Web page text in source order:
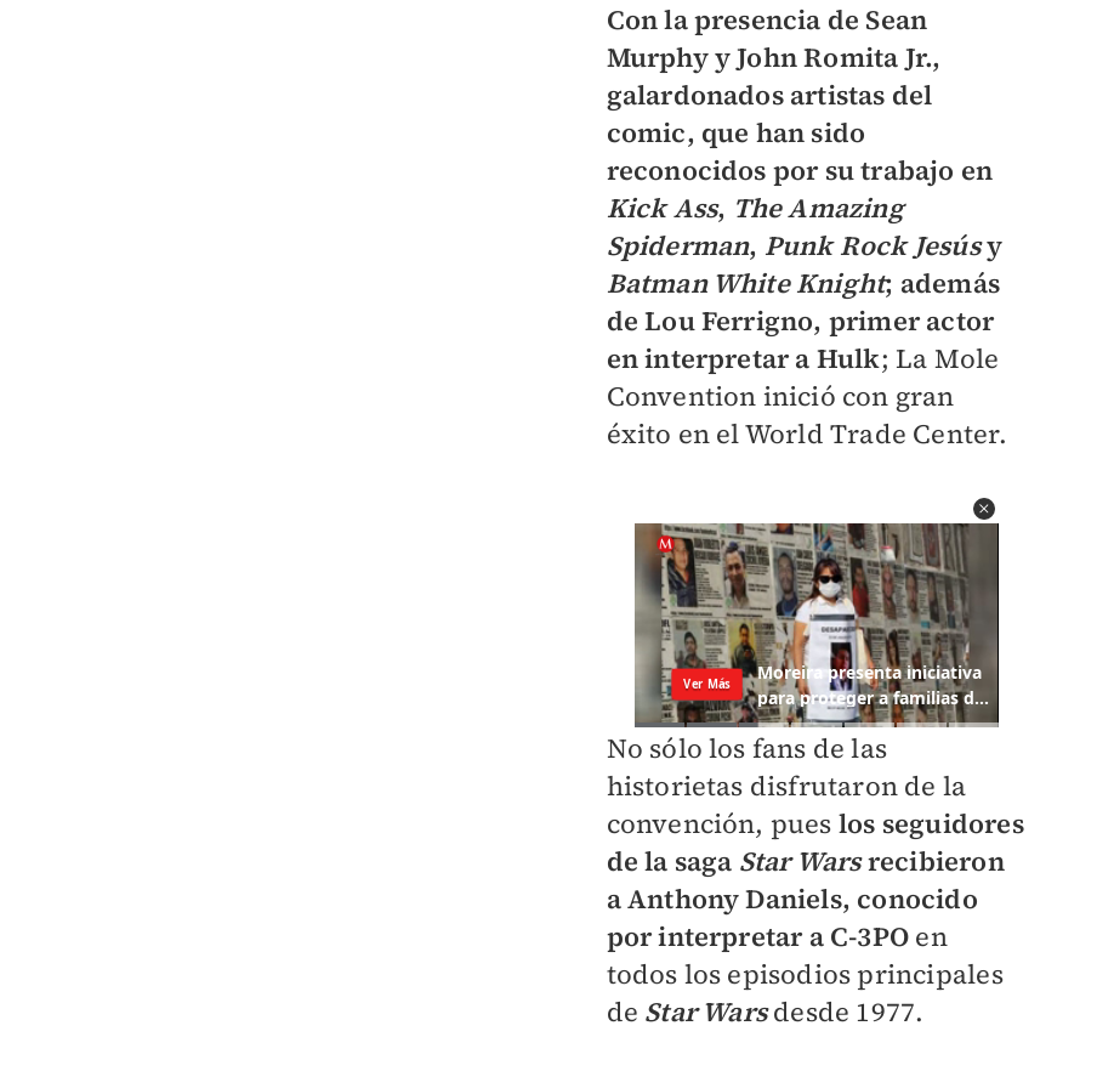
Con la presencia de Sean
Murphy y John Romita Jr.,
galardonados artistas del
comic, que han sido
reconocidos por su trabajo en
Kick Ass, The Amazing
Spiderman, Punk Rock Jesúsy
Batman White Knight; además
de Lou Ferrigno, primer actor
en interpretar a Hulk; La Mole
Convention inició con gran
éxito en el World Trade Center.
No sólo los fans de las
historietas disfrutaron de la
convención, pues los seguidores
de la saga Star Warsrecibieron
a Anthony Daniels, conocido
por interpretar a C-3PO en
todos los episodios principales
de Star Warsdesde 1977.